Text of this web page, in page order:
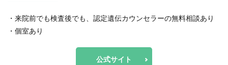
・来院前でも検査後でも、認定遺伝カウンセラーの無料相談あり
・個室あり
公式サイト